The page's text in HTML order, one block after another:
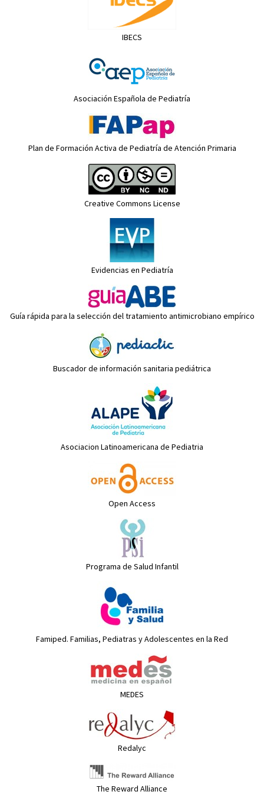
IBECS
Asociación Española de Pediatría
Plan de Formación Activa de Pediatría de Atención Primaria
Creative Commons License
Evidencias en Pediatría
Guía rápida para la selección del tratamiento antimicrobiano empírico
Buscador de información sanitaria pediátrica
Asociacion Latinoamericana de Pediatria
Open Access
Programa de Salud Infantil
Famiped. Familias, Pediatras y Adolescentes en la Red
MEDES
Redalyc
The Reward Alliance